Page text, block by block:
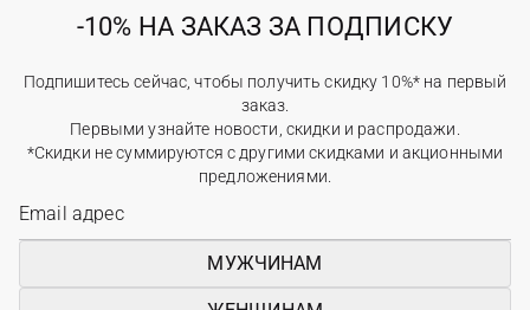
-10% НА ЗАКАЗ ЗА ПОДПИСКУ
Подпишитесь сейчас, чтобы получить скидку 10%* на первый
заказ.
Первыми узнайте новости, скидки и распродажи.
*Скидки не суммируются с другими скидками и акционными
предложениями.
МУЖЧИНАМ